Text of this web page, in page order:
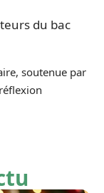
du bac
soutenue par